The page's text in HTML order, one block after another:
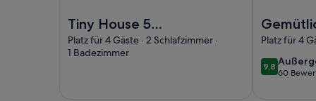
Tiny House 5
Seestern Freest
Platz für 4 Gäste · 2 Schlafzimmer ·
1 Badezimmer
Foto von
kleines
ruhig im
Sauna,
Platz für 4
9,89,8 von 10
60
(60